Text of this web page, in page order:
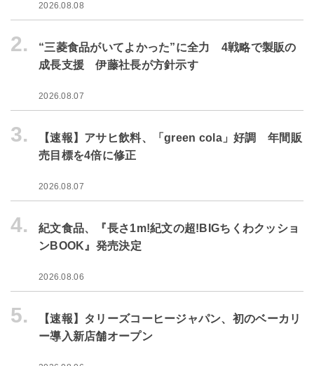
2026.08.08
2.
“三菱食品がいてよかった”に全力 4戦略で製販の
成長支援 伊藤社長が方針示す
2026.08.07
3.
【速報】アサヒ飲料、「green cola」好調 年間販
売目標を4倍に修正
2026.08.07
4.
紀文食品、『長さ1m!紀文の超!BIGちくわクッショ
ンBOOK』発売決定
2026.08.06
5.
【速報】タリーズコーヒージャパン、初のベーカリ
ー導入新店舗オープン